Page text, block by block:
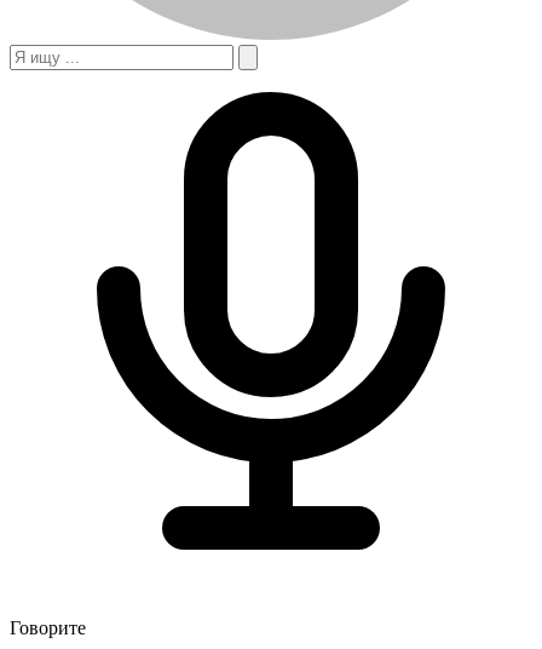
Говорите